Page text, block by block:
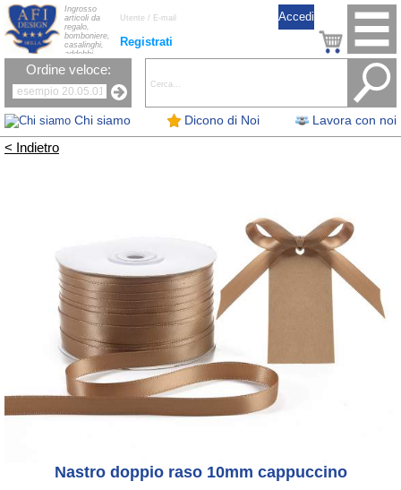
Chi siamo Dicono di Noi Lavora con noi
Registrati
Ingrosso
articoli da
regalo,
bomboniere,
casalinghi,
addobbi
natalizi, nastri,
oggettistica,
la tavola, fiori
artificiali e
candele.
Ordine veloce:
< Indietro
Nastro doppio raso 10mm cappuccino